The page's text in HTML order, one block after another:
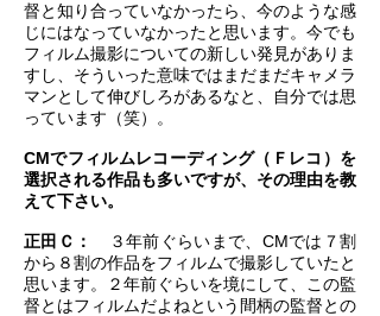
督と知り合っていなかったら、今のような感
じにはなっていなかったと思います。今でも
フィルム撮影についての新しい発見がありま
すし、そういった意味ではまだまだキャメラ
マンとして伸びしろがあるなと、自分では思
っています（笑）。
CMでフィルムレコーディング（Ｆレコ）を
選択される作品も多いですが、その理由を教
えて下さい。
正田Ｃ：
３年前ぐらいまで、CMでは７割
から８割の作品をフィルムで撮影していたと
思います。２年前ぐらいを境にして、この監
督とはフィルムだよねという間柄の監督との